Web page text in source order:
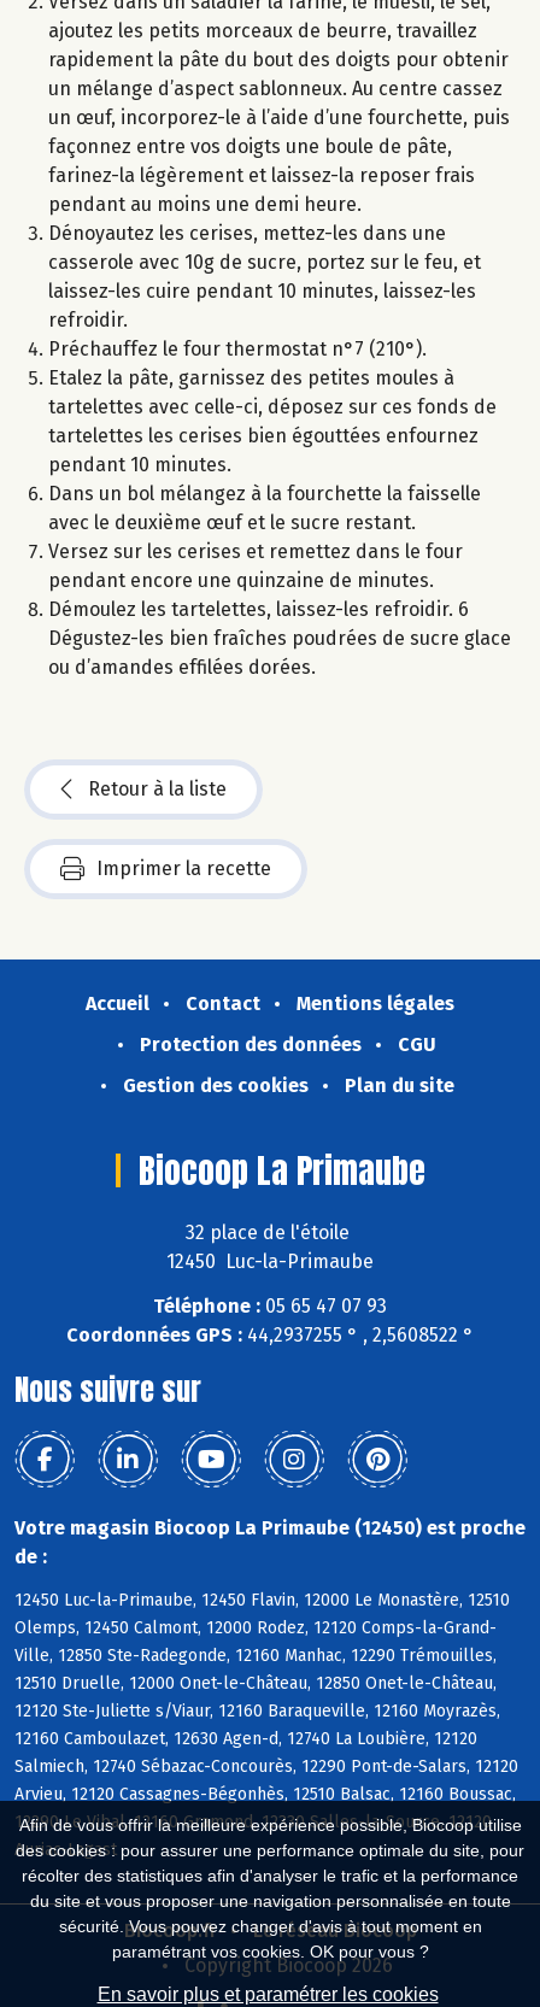
Afin de vous offrir la meilleure expérience possible, Biocoop utilise
des cookies : pour assurer une performance optimale du site, pour
récolter des statistiques afin d'analyser le trafic et la performance
du site et vous proposer une navigation personnalisée en toute
sécurité. Vous pouvez changer d'avis à tout moment en
paramétrant vos cookies. OK pour vous ?
En savoir plus et paramétrer les cookies
ajoutez les petits morceaux de beurre, travaillez
rapidement la pâte du bout des doigts pour obtenir
un mélange d’aspect sablonneux. Au centre cassez
un œuf, incorporez-le à l’aide d’une fourchette, puis
façonnez entre vos doigts une boule de pâte,
farinez-la légèrement et laissez-la reposer frais
pendant au moins une demi heure.
Dénoyautez les cerises, mettez-les dans une
casserole avec 10g de sucre, portez sur le feu, et
laissez-les cuire pendant 10 minutes, laissez-les
refroidir.
Préchauffez le four thermostat n°7 (210°).
Etalez la pâte, garnissez des petites moules à
tartelettes avec celle-ci, déposez sur ces fonds de
tartelettes les cerises bien égouttées enfournez
pendant 10 minutes.
Dans un bol mélangez à la fourchette la faisselle
avec le deuxième œuf et le sucre restant.
Versez sur les cerises et remettez dans le four
pendant encore une quinzaine de minutes.
Démoulez les tartelettes, laissez-les refroidir. 6
Dégustez-les bien fraîches poudrées de sucre glace
ou d’amandes effilées dorées.
Retour à la liste
Imprimer la recette
Accueil Contact
Mentions légales
Protection des données
CGU
Gestion des cookies
Plan du site
Biocoop La Primaube
32 place de l'étoile
12450 Luc-la-Primaube
Téléphone : 05 65 47 07 93
Coordonnées GPS : 44,2937255 ° , 2,5608522 °
Nous suivre sur
Votre magasin Biocoop La Primaube (12450) est proche
de :
12450 Luc-la-Primaube, 12450 Flavin, 12000 Le Monastère, 12510
Olemps, 12450 Calmont, 12000 Rodez, 12120 Comps-la-Grand-
Ville, 12850 Ste-Radegonde, 12160 Manhac, 12290 Trémouilles,
12510 Druelle, 12000 Onet-le-Château, 12850 Onet-le-Château,
12120 Ste-Juliette s/Viaur, 12160 Baraqueville, 12160 Moyrazès,
12160 Camboulazet, 12630 Agen-d, 12740 La Loubière, 12120
Salmiech, 12740 Sébazac-Concourès, 12290 Pont-de-Salars, 12120
Arvieu, 12120 Cassagnes-Bégonhès, 12510 Balsac, 12160 Boussac,
12290 Le Vibal, 12160 Gramond, 12330 Salles-la-Source, 12120
Auriac-Lagast
Biocoop.fr
Le réseau Biocoop
Copyright Biocoop 2026